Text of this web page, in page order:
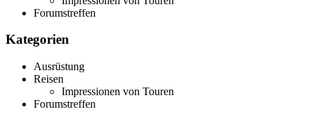
Forumstreffen
Kategorien
Ausrüstung
Reisen
Impressionen von Touren
Forumstreffen